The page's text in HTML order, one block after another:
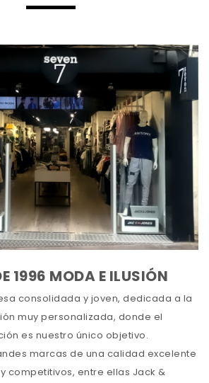
1996 MODA E ILUSIÓN
consolidada y joven, dedicada a la
muy personalizada, donde el
es nuestro único objetivo.
marcas de una calidad excelente
competitivos, entre ellas Jack &